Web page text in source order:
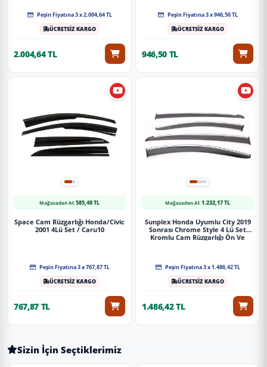
Peşin Fiyatına 3 x 2.004,64 TL
ÜCRETSİZ KARGO
2.004,64 TL
Peşin Fiyatına 3 x 946,50 TL
ÜCRETSİZ KARGO
946,50 TL
Mağazadan Al:585,48 TL
Space Cam Rüzgarlığı Honda/Civic
2001 4Lü Set / Caru10
Peşin Fiyatına 3 x 767,87 TL
ÜCRETSİZ KARGO
767,87 TL
Mağazadan Al:1.232,17 TL
Sunplex Honda Uyumlu City 2019
Sonrası Chrome Style 4 Lü Set
Kromlu Cam Rüzgarlığı Ön Ve
Peşin Fiyatına 3 x 1.486,42 TL
ÜCRETSİZ KARGO
1.486,42 TL
Sizin İçin Seçtiklerimiz